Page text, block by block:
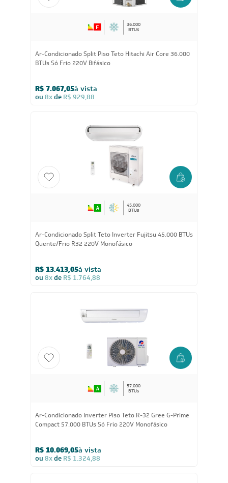
36.000
BTUs
Ar-Condicionado Split Piso Teto Hitachi Air Core 36.000
BTUs Só Frio 220V Bifásico
R$ 7.067,05à vista
ou 8xde R$ 929,88
45.000
BTUs
Ar-Condicionado Split Teto Inverter Fujitsu 45.000 BTUs
Quente/Frio R32 220V Monofásico
R$ 13.413,05à vista
ou 8xde R$ 1.764,88
57.000
BTUs
Ar-Condicionado Inverter Piso Teto R-32 Gree G-Prime
Compact 57.000 BTUs Só Frio 220V Monofásico
R$ 10.069,05à vista
ou 8xde R$ 1.324,88